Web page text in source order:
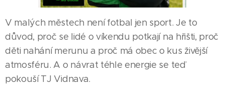
V malých městech není fotbal jen sport. Je to
důvod, proč se lidé o víkendu potkají na hřišti, proč
děti nahání merunu a proč má obec o kus živější
atmosféru. A o návrat téhle energie se teď
pokouší TJ Vidnava.